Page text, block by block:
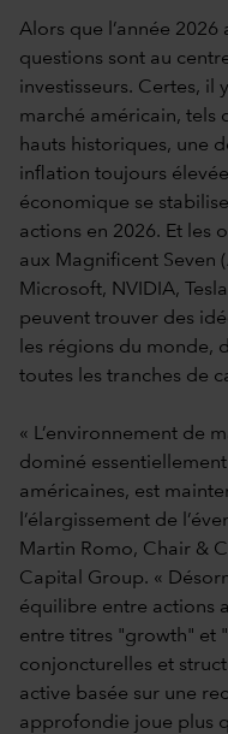
Alors que l’année
questions sont au
investisseurs. Certes, il
marché américain, tels
hauts historiques, une
inflation toujours
économique se
actions en 2026. Et les
aux Magnificent Seven
Microsoft, NVIDIA,
peuvent trouver des
les régions du monde,
toutes les tranches de
« L’environnement de
dominé
américaines, est
l’élargissement de
Martin Romo, Chair &
Capital Group. «
équilibre entre actions
entre titres "growth" et
conjoncturelles et
active basée sur une
approfondie joue plus